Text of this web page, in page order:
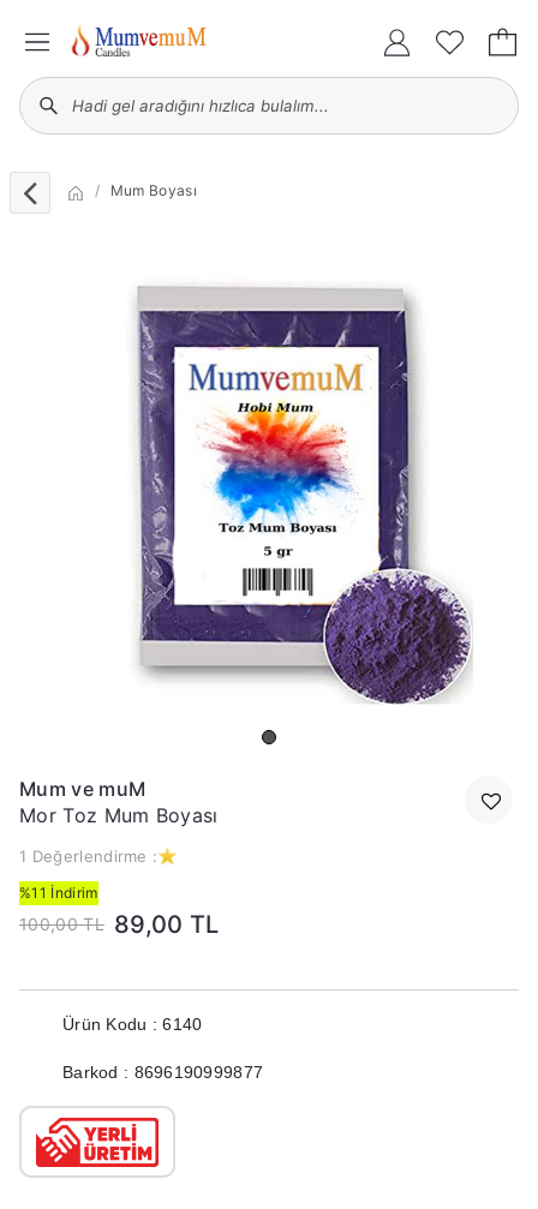
Mum Boyası
Mum ve muM
Mor Toz Mum Boyası
1 Değerlendirme :
%11 İndirim
100,00 TL 89,00 TL
Ürün Kodu : 6140
Barkod : 8696190999877